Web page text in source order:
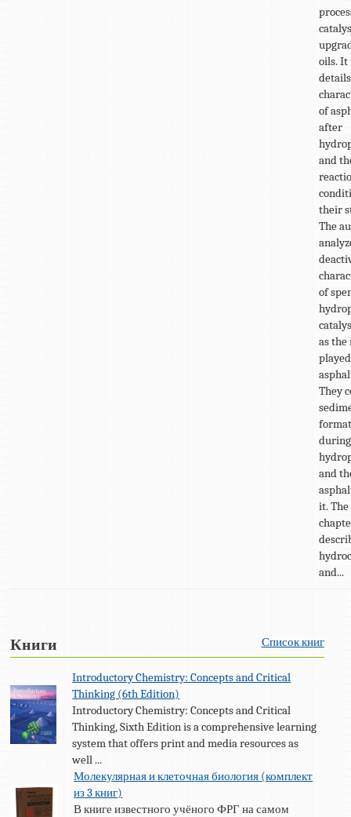
oils. It
of
after
and
their
The
of
as the
They
during
and
it.
and...
Книги Список книг
Introductory Chemistry: Concepts and Critical
Thinking (6th Edition)
Introductory Chemistry: Concepts and Critical
Thinking, Sixth Edition is a comprehensive learning
system that offers print and media resources as
well ...
Молекулярная и клеточная биология (комплект
из 3 книг)
В книге известного учёного ФРГ на самом